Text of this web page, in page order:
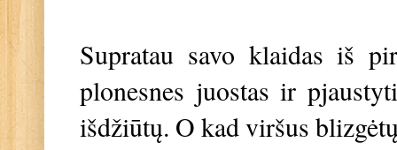
Supratau savo klaidas iš
plonesnes juostas ir
išdžiūtų. O kad viršus